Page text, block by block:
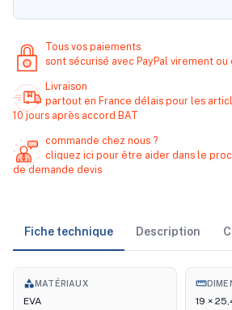
Tous vos paiements
sont sécurisé avec PayPal virement ou
Livraison
partout en France délais pour les
10 jours après accord BAT
commande chez nous ?
cliquez ici pour être aider dans le
de demande devis
Fiche technique Description
categoryMATÉRIAUX
EVA
straighten
19 ×